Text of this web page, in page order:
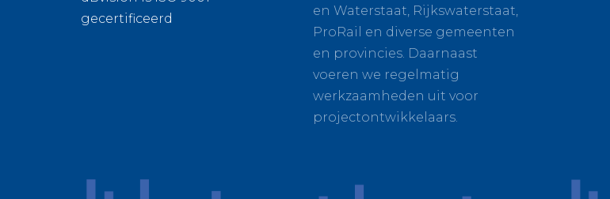
gecertificeerd
en Waterstaat, Rijkswaterstaat,
ProRail en diverse gemeenten
en provincies. Daarnaast
voeren we regelmatig
werkzaamheden uit voor
projectontwikkelaars.